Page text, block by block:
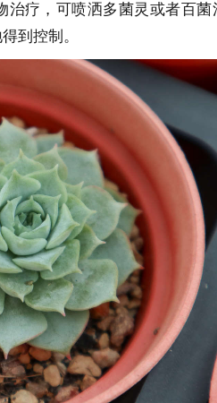
治疗，可喷洒多菌灵或者百菌
到控制。